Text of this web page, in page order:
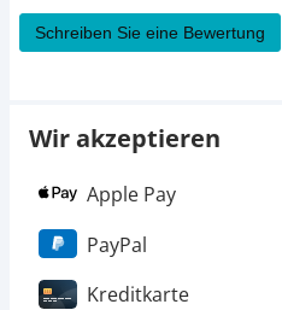
Schreiben Sie eine Bewertung
Wir akzeptieren
Apple Pay
PayPal
Kreditkarte